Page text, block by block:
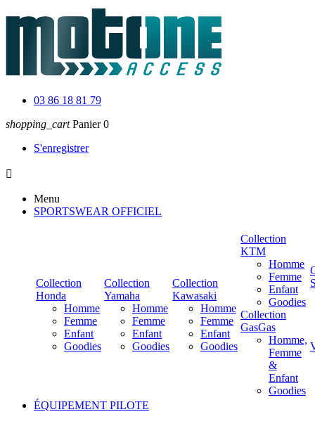
03 86 18 81 79
shopping_cart Panier 0
S'enregistrer

Menu
SPORTSWEAR OFFICIEL
Collection
Honda
Homme
Femme
Enfant
Goodies
Collection
Yamaha
Homme
Femme
Enfant
Goodies
Collection
Kawasaki
Homme
Femme
Enfant
Goodies
Collection
KTM
Homme
Femme
Enfant
Goodies
Collection
GasGas
Homme,
Femme
&
Enfant
Goodies
ÉQUIPEMENT PILOTE